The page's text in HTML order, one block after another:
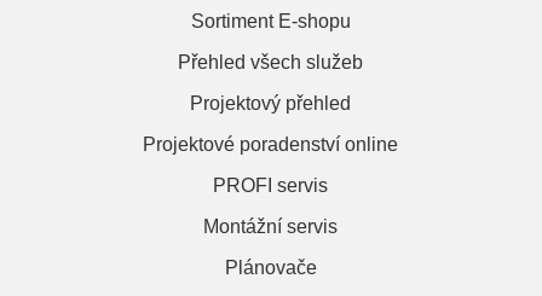
Sortiment E-shopu
Přehled všech služeb
Projektový přehled
Projektové poradenství online
PROFI servis
Montážní servis
Plánovače